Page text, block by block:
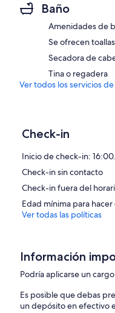
Baño
Amenidades de
Se ofrecen toallas
Secadora de
Tina o regadera
Ver todos los servicios
Check-in
Inicio de check-in:
Check-in sin contacto
Check-in fuera del
Edad mínima para
Ver todas las políticas
Información
Podría aplicarse un
Es posible que debas
un depósito en efectivo